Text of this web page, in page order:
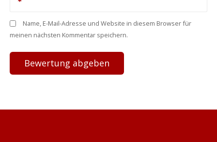
Name, E-Mail-Adresse und Website in diesem Browser für
meinen nächsten Kommentar speichern.